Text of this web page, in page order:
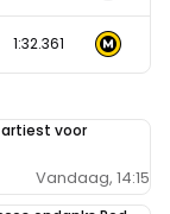
1:32.361
voor
Vandaag, 14:15